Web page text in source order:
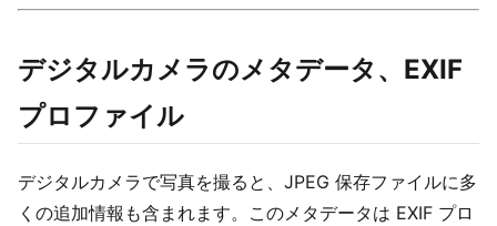
デジタルカメラのメタデータ、EXIF
プロファイル
デジタルカメラで写真を撮ると、JPEG 保存ファイルに多
くの追加情報も含まれます。このメタデータは EXIF プロ